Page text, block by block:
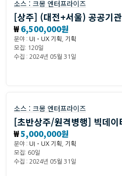
소스 : 크몽 엔터프라이즈
[상주] (대전+서울) 공공기
₩6,500,000원
분야 : UI・UX 기획
기획
모집: 120일
수집 : 2024년 05월 31일
소스 : 크몽 엔터프라이즈
[초반상주/원격병행] 빅데이
₩5,000,000원
분야 : UI・UX 기획
기획
모집: 60일
수집 : 2024년 05월 31일